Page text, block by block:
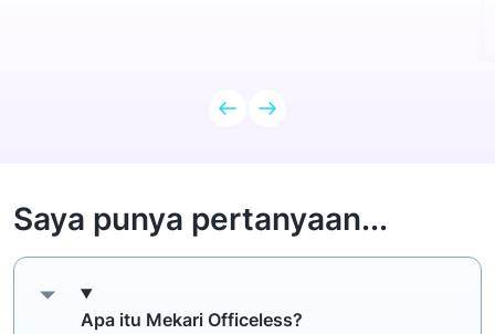
Saya punya pertanyaan...
Apa itu Mekari Officeless?